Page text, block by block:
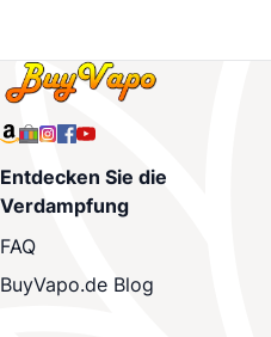
Entdecken Sie die
Verdampfung
FAQ
BuyVapo.de Blog